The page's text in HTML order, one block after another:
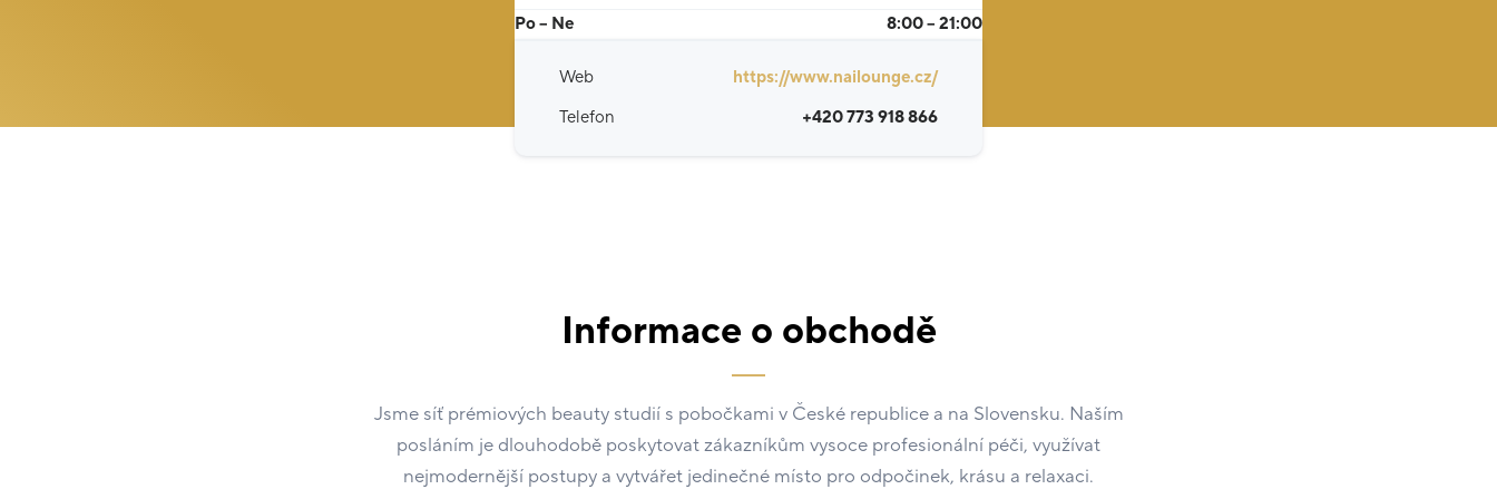
Po – Ne
8:00 – 21:00
Web
https://www.nailounge.cz/
Telefon
+420 773 918 866
Informace o obchodě
Jsme síť prémiových beauty studií s pobočkami v České republice a na Slovensku. Naším
posláním je dlouhodobě poskytovat zákazníkům vysoce profesionální péči, využívat
nejmodernější postupy a vytvářet jedinečné místo pro odpočinek, krásu a relaxaci.